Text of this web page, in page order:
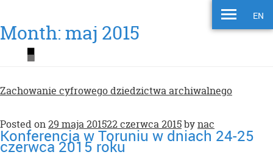
EN
Month:maj 2015
Zachowanie cyfrowego dziedzictwa archiwalnego
Posted on29 maja 201522 czerwca 2015bynac
Konferencja w Toruniu w dniach 24-25
czerwca 2015 roku